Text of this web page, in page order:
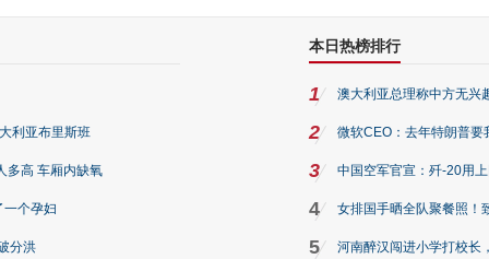
利亚布里斯班
多高 车厢内缺氧
一个孕妇
分洪
本日热榜排行
1 澳大利亚总理称中方无兴
2 微软CEO：去年特朗普要
3 中国空军官宣：歼-20用
4 女排国手晒全队聚餐照！
5 河南醉汉闯进小学打校长